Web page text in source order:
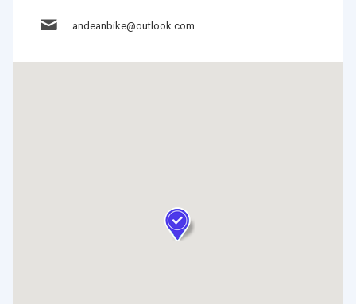
andeanbike@outlook.com